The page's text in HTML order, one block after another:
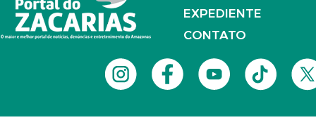
EXPEDIENTE
CONTATO